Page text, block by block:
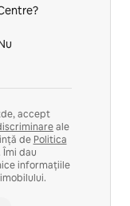
accept
ale
de Politica
dau
informațiile